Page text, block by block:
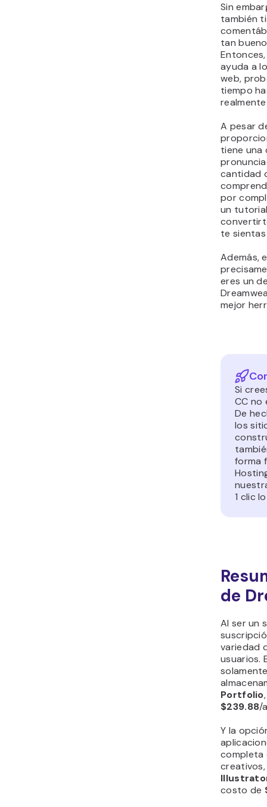
Sin
también
tan
ayuda a
web,
tiempo
A pesar
tiene una
cantidad
por
un
te
Además,
eres un
mejor
Si
CC no
De
los
forma
1 clic
de
Al ser un
variedad
usuarios.
Portfolio
$239.88/
Y la
costo de